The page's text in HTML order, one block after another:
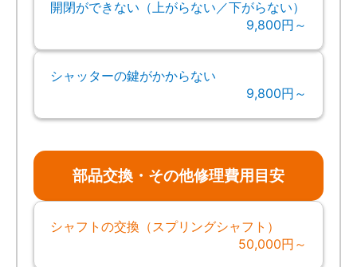
開閉ができない（上がらない／下がらない）
9,800円～
シャッターの鍵がかからない
9,800円～
部品交換・その他修理費用目安
シャフトの交換（スプリングシャフト）
50,000円～